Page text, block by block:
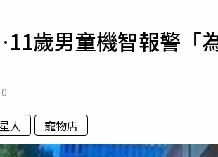
專欄歲男童機智報警
人 寵物店